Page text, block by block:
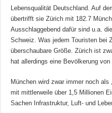
Lebensqualität Deutschland. Auf
übertrifft sie Zürich mit 182.7
Ausschlaggebend dafür sind u.a.
Schweiz. Was jedem Touristen bei
überschaubare Größe. Zürich ist
hat allerdings eine Bevölkerung
München wird zwar immer noch als
mit mittlerweile über 1,5 Millionen
Sachen Infrastruktur, Luft- und